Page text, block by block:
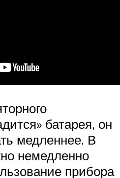
батарея, он
медленнее. В
немедленно
прибора